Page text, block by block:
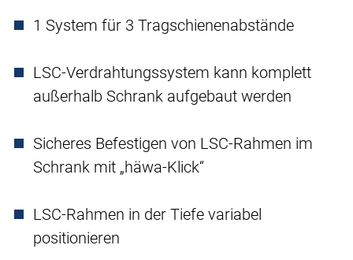
1 System für 3 Tragschienenabstände
LSC-Verdrahtungssystem kann komplett
außerhalb Schrank aufgebaut werden
Sicheres Befestigen von LSC-Rahmen im
Schrank mit „häwa-Klick“
LSC-Rahmen in der Tiefe variabel
positionieren